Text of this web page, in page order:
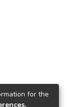
for the